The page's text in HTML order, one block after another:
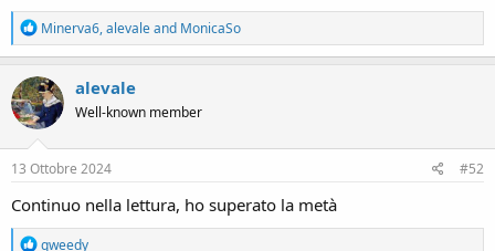
R
e
a
c
t
i
o
n
s
Minerva6,alevaleand MonicaSo
alevale
Well-known member
13 Ottobre 2024 #52
Continuo nella lettura, ho superato la metà
R
qweedy